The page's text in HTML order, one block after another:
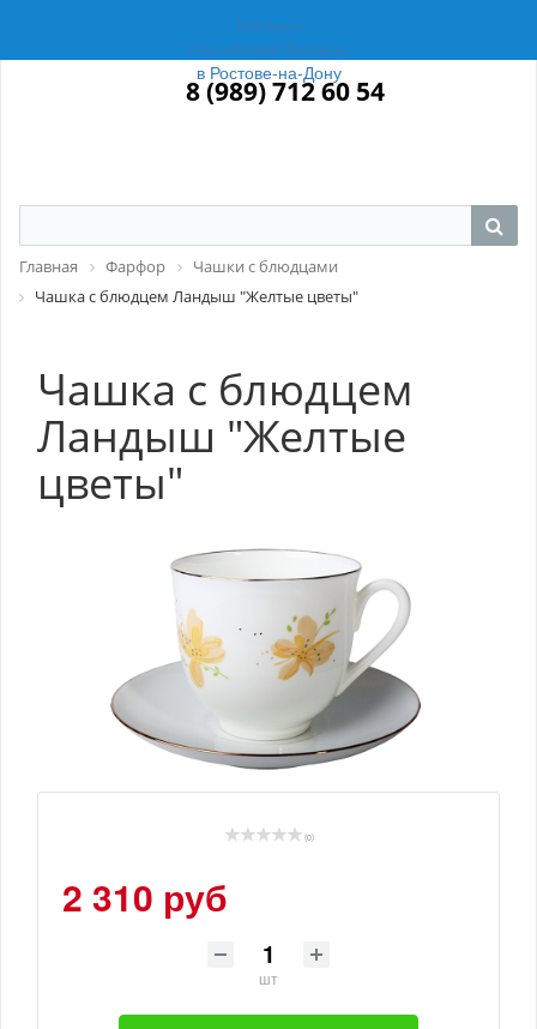
Магазин
Российский Фарфор
в Ростове-на-Дону
8 (989) 712 60 54
Главная Фарфор
Чашки с блюдцами
Чашка с блюдцем Ландыш "Желтые цветы"
Чашка с блюдцем
Ландыш "Желтые
цветы"
(0)
2 310 руб
шт